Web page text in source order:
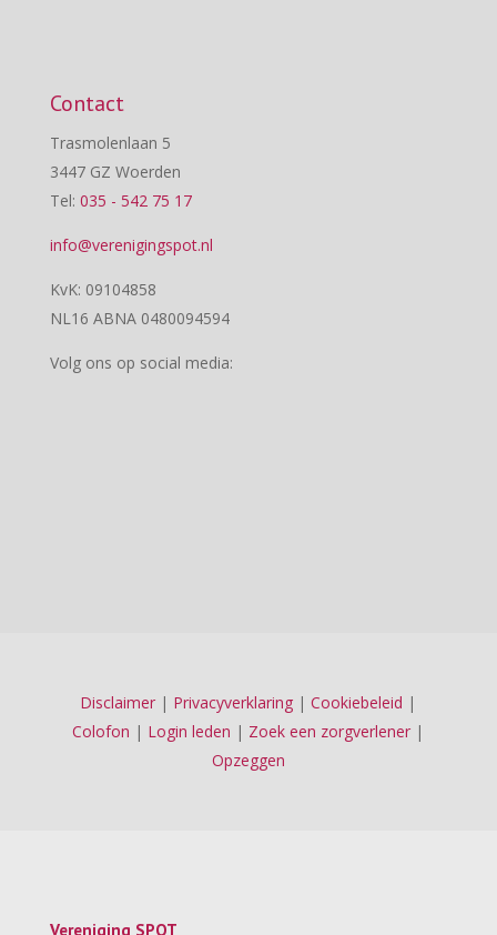
Contact
Trasmolenlaan 5
3447 GZ Woerden
Tel: 035 - 542 75 17
info@verenigingspot.nl
KvK: 09104858
NL16 ABNA 0480094594
Volg ons op social media:
Disclaimer | Privacyverklaring |Cookiebeleid |
Colofon | Login leden | Zoek een zorgverlener |
Opzeggen
Vereniging SPOT